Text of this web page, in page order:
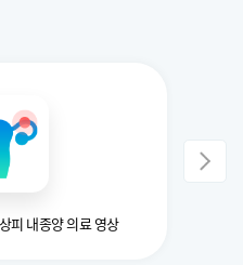
피 내종양 의료 영상